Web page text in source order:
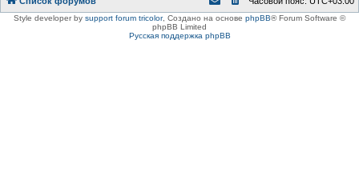
Style developer by support forum tricolor, Создано на основе phpBB® Forum Software ©
phpBB Limited
Русская поддержка phpBB